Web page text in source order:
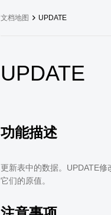
文档地图 UPDATE
UPDATE
功能描述
更新表中的数据。UPDATE
它们的原值。